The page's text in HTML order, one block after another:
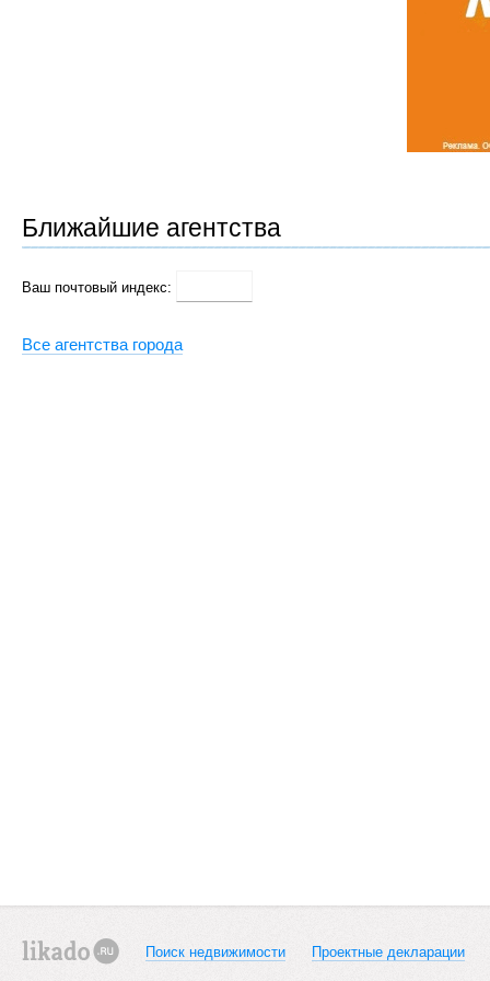
Ближайшие агентства
Ваш почтовый индекс:
Все агентства города
Поиск недвижимости Проектные декларации